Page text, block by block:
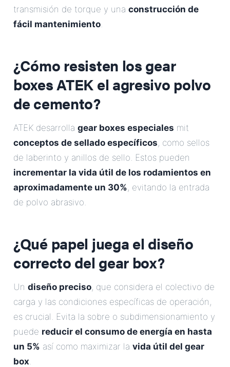
transmisión de torque y una construcción de
fácil mantenimiento.
¿Cómo resisten los gear
boxes ATEK el agresivo polvo
de cemento?
ATEK desarrolla gear boxes especiales mit
conceptos de sellado específicos, como sellos
de laberinto y anillos de sello. Estos pueden
incrementar la vida útil de los rodamientos en
aproximadamente un 30%, evitando la entrada
de polvo abrasivo.
¿Qué papel juega el diseño
correcto del gear box?
Un diseño preciso, que considera el colectivo de
carga y las condiciones específicas de operación,
es crucial. Evita la sobre o subdimensionamiento y
puede reducir el consumo de energía en hasta
un 5% así como maximizar la vida útil del gear
box.